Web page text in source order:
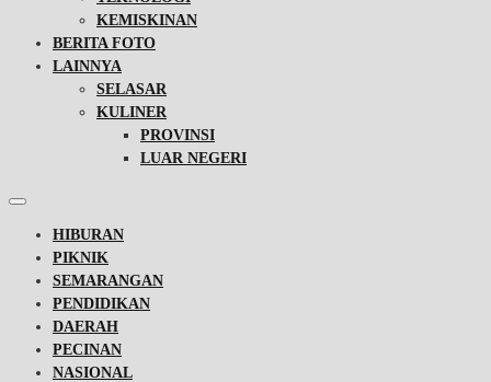
KEMISKINAN
BERITA FOTO
LAINNYA
SELASAR
KULINER
PROVINSI
LUAR NEGERI
HIBURAN
PIKNIK
SEMARANGAN
PENDIDIKAN
DAERAH
PECINAN
NASIONAL